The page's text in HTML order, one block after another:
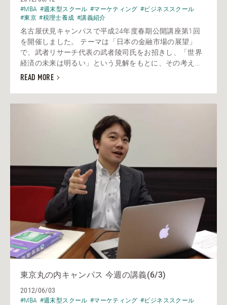
#MBA #週末型スクール #マーケティング #ビジネススクール
#東京 #税理士養成 #講義紹介
名古屋伏見キャンパスで平成24年度春期公開講座第1回
を開催しました。 テーマは「日本の金融市場の展望」
で、武者リサーチ代表の武者陵司氏をお招きし、「世界
経済の未来は明るい」という見解をもとに、その考え...
READ MORE
東京丸の内キャンパス 今週の講義(6/3)
2012/06/03
#MBA #週末型スクール #マーケティング #ビジネススクール